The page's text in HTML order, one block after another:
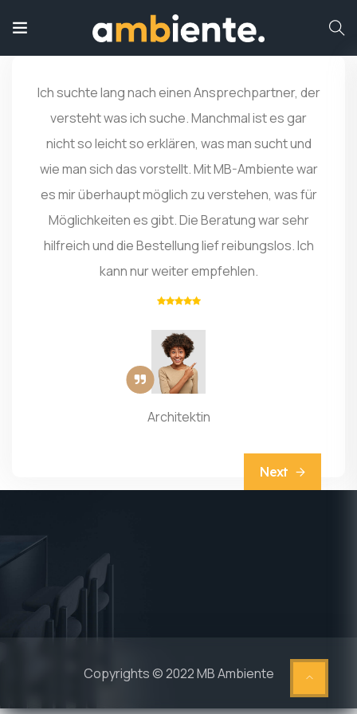
Ich suchte lang nach einen Ansprechpartner, der
versteht was ich suche. Manchmal ist es gar
nicht so leicht so erklären, was man sucht und
wie man sich das vorstellt. Mit MB-Ambiente war
es mir überhaupt möglich zu verstehen, was für
Möglichkeiten es gibt. Die Beratung war sehr
hilfreich und die Bestellung lief reibungslos. Ich
kann nur weiter empfehlen.
Architektin
Next
Copyrights © 2022 MB Ambiente